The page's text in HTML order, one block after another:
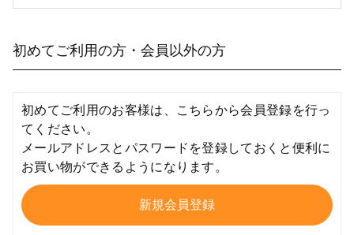
初めてご利用の方・会員以外の方
初めてご利用のお客様は、こちらから会員登録を行っ
てください。
メールアドレスとパスワードを登録しておくと便利に
お買い物ができるようになります。